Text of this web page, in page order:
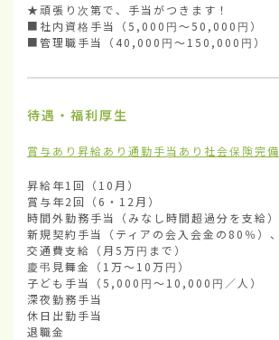
★頑張り次第で、手当がつきます！
■社内資格手当（5,000円〜50,000円）
■管理職手当（40,000円〜150,000円）
待遇・福利厚生
賞与あり 昇給あり 通勤手当あり 社会保険完備
昇給年1回（10月）
賞与年2回（6・12月）
時間外勤務手当（みなし時間超過分を支給）
新規契約手当（ティアの会入会金の80％）、
交通費支給（月5万円まで）
慶弔見舞金（1万〜10万円）
子ども手当（5,000円〜10,000円／人）
深夜勤務手当
休日出勤手当
退職金